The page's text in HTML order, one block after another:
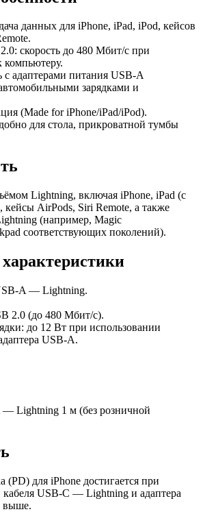
данных для iPhone, iPad, iPod, кейсов
скорость до 480 Мбит/с при
с адаптерами питания USB‑A
зарядками и
(Made for iPhone/iPad/iPod).
для стола, прикроватной тумбы
Lightning, включая iPhone, iPad (с
кейсы AirPods, Siri Remote, а также
(например, Magic
соответствующих поколений).
— Lightning.
2.0 (до 480 Мбит/с).
до 12 Вт при использовании
USB‑A.
— Lightning 1 м (без розничной
(PD) для iPhone достигается при
кабеля USB‑C — Lightning и адаптера
выше.